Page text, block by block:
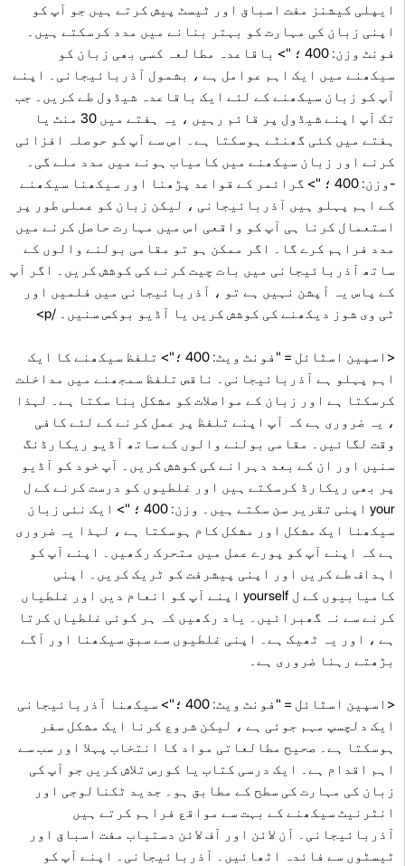
ایپلی کیشنز مفت اسباق اور ٹیسٹ پیش کرتے ہیں جو آپ کو
اپنی زبان کی مہارت کو بہتر بنانے میں مدد کرسکتے ہیں۔
فونٹ وزن: 400 ؛ "> باقاعدہ مطالعہ کسی بھی زبان کو
سیکھنے میں ایک اہم عوامل ہے ، بشمول آذربائیجانی۔ اپنے
آپ کو زبان سیکھنے کے لئے ایک باقاعدہ شیڈول طے کریں۔ جب
تک آپ اپنے شیڈول پر قائم رہیں ، یہ ہفتے میں 30 منٹ یا
ہفتے میں کئی گھنٹے ہوسکتا ہے۔ اس سے آپ کو حوصلہ افزائی
کرنے اور زبان سیکھنے میں کامیاب ہونے میں مدد ملے گی۔
-وزن: 400 ؛ "> گرائمر کے قواعد پڑھنا اور سیکھنا سیکھنے
کے اہم پہلو ہیں آذربائیجانی ، لیکن زبان کو عملی طور پر
استعمال کرنا ہی آپ کو واقعی اس میں مہارت حاصل کرنے میں
مدد فراہم کرے گا۔ اگر ممکن ہو تو مقامی بولنے والوں کے
ساتھ آذربائیجانی میں بات چیت کرنے کی کوشش کریں۔ اگر آپ
کے پاس یہ آپشن نہیں ہے تو ، آذربائیجانی میں فلمیں اور
ٹی وی شوز دیکھنے کی کوشش کریں یا آڈیو بوکس سنیں۔ /p>
<اسپین اسٹائل = "فونٹ ویٹ: 400 ؛"> تلفظ سیکھنے کا ایک
اہم پہلو ہے آذربائیجانی۔ ناقص تلفظ سمجھنے میں مداخلت
کرسکتا ہے اور زبان کے مواصلات کو مشکل بنا سکتا ہے۔ لہذا
، یہ ضروری ہے کہ آپ اپنے تلفظ پر عمل کرنے کے لئے کافی
وقت لگائیں۔ مقامی بولنے والوں کے ساتھ آڈیو ریکارڈنگ
سنیں اور ان کے بعد دہرانے کی کوشش کریں۔ آپ خود کو آڈیو
پر بھی ریکارڈ کرسکتے ہیں اور غلطیوں کو درست کرنے کے ل
your اپنی تقریر سن سکتے ہیں۔ وزن: 400 ؛ "> ایک نئی زبان
سیکھنا ایک مشکل اور مشکل کام ہوسکتا ہے ، لہذا یہ ضروری
ہے کہ اپنے آپ کو پورے عمل میں متحرک رکھیں۔ اپنے آپ کو
اہداف طے کریں اور اپنی پیشرفت کو ٹریک کریں۔ اپنی
کامیابیوں کے ل yourself اپنے آپ کو انعام دیں اور غلطیاں
کرنے سے نہ گھبرائیں۔ یاد رکھیں کہ ہر کوئی غلطیاں کرتا
ہے ، اور یہ ٹھیک ہے۔ اپنی غلطیوں سے سبق سیکھنا اور آگے
بڑھتے رہنا ضروری ہے۔
<اسپین اسٹائل = "فونٹ ویٹ: 400 ؛"> سیکھنا آذربائیجانی
ایک دلچسپ مہم جوئی ہے ، لیکن شروع کرنا ایک مشکل سفر
ہوسکتا ہے۔ صحیح مطالعاتی مواد کا انتخاب پہلا اور سب سے
اہم اقدام ہے۔ ایک درسی کتاب یا کورس تلاش کریں جو آپ کی
زبان کی مہارت کی سطح کے مطابق ہو۔ جدید ٹکنالوجی اور
انٹرنیٹ سیکھنے کے بہت سے مواقع فراہم کرتے ہیں
آذربائیجانی۔ آن لائن اور آف لائن دستیاب مفت اسباق اور
ٹیسٹوں سے فائدہ اٹھائیں۔ آذربائیجانی۔ اپنے آپ کو